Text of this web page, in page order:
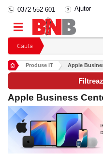
Cauta
0372 552 601 Ajutor
Produse IT Apple
Apple Business